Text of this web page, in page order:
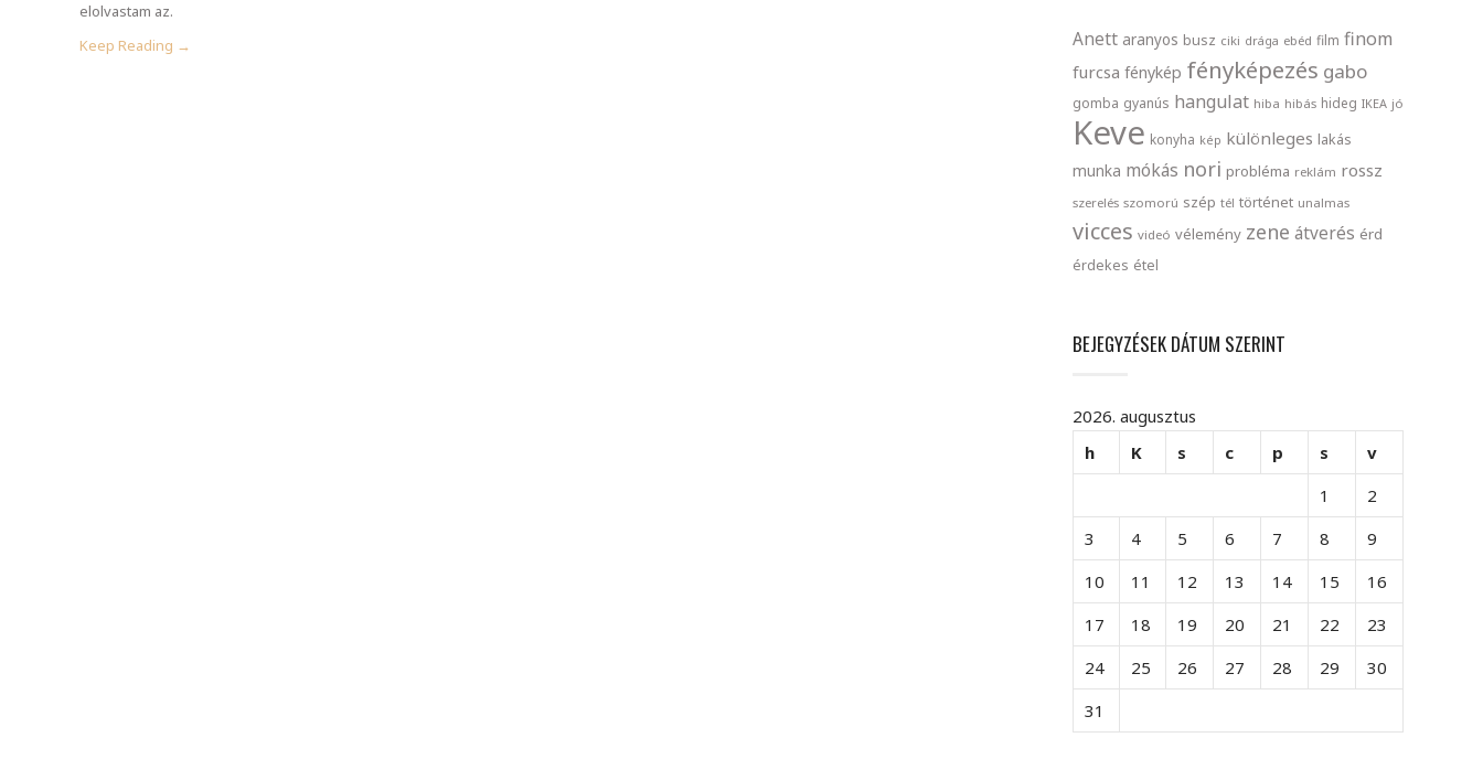
elolvastam az.
Keep Reading →
Anett aranyos busz ciki drága ebéd film finom
furcsa fénykép fényképezés gabo
gomba gyanús hangulat hiba hibás hideg IKEA jó
Keve konyha kép különleges lakás
munka mókás nori probléma reklám rossz
szerelés szomorú szép tél történet unalmas
vicces videó vélemény zene átverés érd
érdekes étel
BEJEGYZÉSEK DÁTUM SZERINT
2026. augusztus
h
K s c p s
v
1
2
3
4 5 6 7 8
9
10
11 12 13 14 15
16
17
18 19 20 21 22
23
24
25 26 27 28 29
30
31